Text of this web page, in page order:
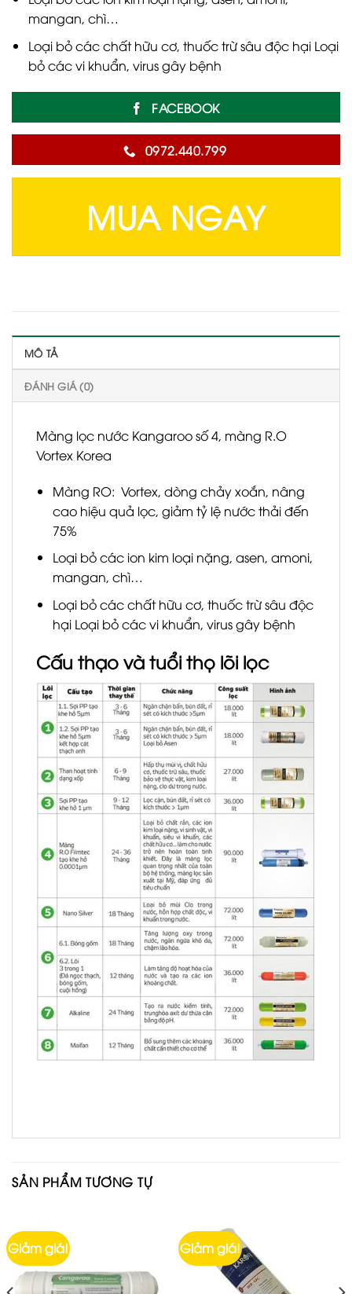
mangan, chì…
Loại bỏ các chất hữu cơ, thuốc trừ sâu độc hại Loại
bỏ các vi khuẩn, virus gây bệnh
FACEBOOK
0972.440.799
MUA NGAY
MÔ TẢ
ĐÁNH GIÁ (0)
Màng lọc nước Kangaroo số 4, màng R.O
Vortex Korea
Màng RO: Vortex, dòng chảy xoắn, nâng
cao hiệu quả lọc, giảm tỷ lệ nước thải đến
75%
Loại bỏ các ion kim loại nặng, asen, amoni,
mangan, chì…
Loại bỏ các chất hữu cơ, thuốc trừ sâu độc
hại Loại bỏ các vi khuẩn, virus gây bệnh
Cấu thạo và tuổi thọ lõi lọc
SẢN PHẨM TƯƠNG TỰ
Giảm giá! Giảm giá!